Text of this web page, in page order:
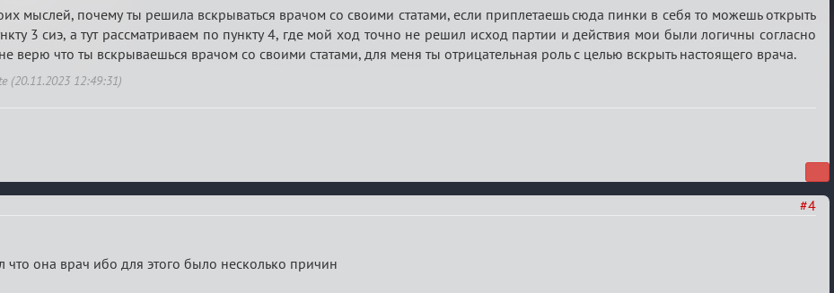
мыслей, почему ты решила вскрываться врачом со своими статами, если приплетаешь сюда пинки в себя то можешь открыть
3 сиэ, а тут рассматриваем по пункту 4, где мой ход точно не решил исход партии и действия мои были логичны согласно
верю что ты вскрываешься врачом со своими статами, для меня ты отрицательная роль с целью вскрыть настоящего врача.
(20.11.2023 12:49:31)
#4
что она врач ибо для этого было несколько причин